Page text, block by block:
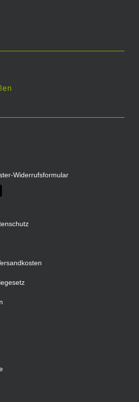
Widerrufsformular